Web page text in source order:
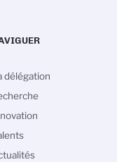
délégation